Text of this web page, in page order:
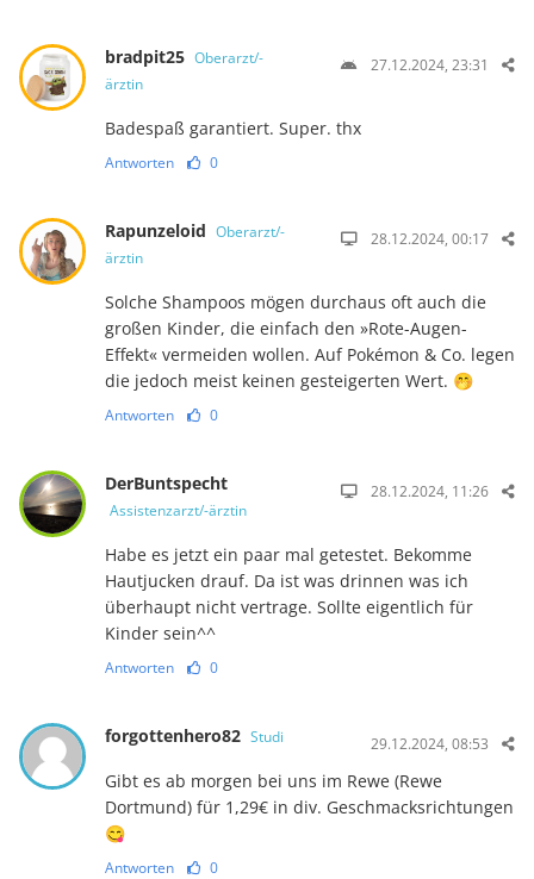
bradpit25 Oberarzt/-
ärztin
27.12.2024, 23:31
Badespaß garantiert. Super. thx
Antworten 0
Rapunzeloid Oberarzt/-
ärztin
28.12.2024, 00:17
Solche Shampoos mögen durchaus oft auch die
großen Kinder, die einfach den »Rote-Augen-
Effekt« vermeiden wollen. Auf Pokémon & Co. legen
die jedoch meist keinen gesteigerten Wert. 🤭
Antworten 0
DerBuntspecht
Assistenzarzt/-ärztin
28.12.2024, 11:26
Habe es jetzt ein paar mal getestet. Bekomme
Hautjucken drauf. Da ist was drinnen was ich
überhaupt nicht vertrage. Sollte eigentlich für
Kinder sein^^
Antworten 0
forgottenhero82 Studi 29.12.2024, 08:53
Gibt es ab morgen bei uns im Rewe (Rewe
Dortmund) für 1,29€ in div. Geschmacksrichtungen
😋
Antworten 0